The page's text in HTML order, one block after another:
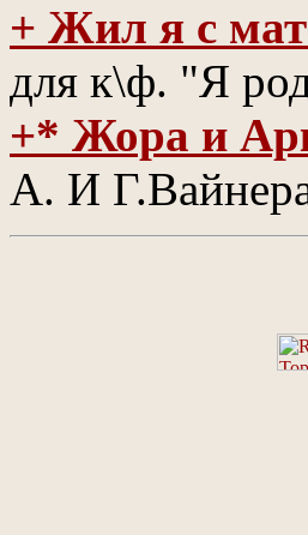
+ Жил я с
для к\ф. "Я
+* Жора и
А. И